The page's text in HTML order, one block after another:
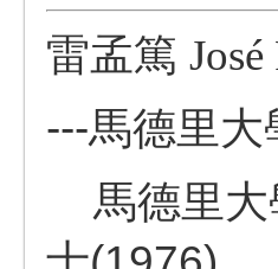
雷孟篤
---馬德里
馬德里大